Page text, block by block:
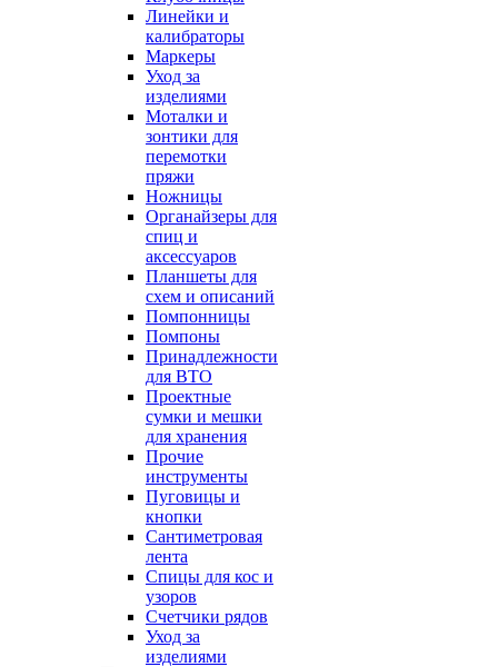
Линейки и
калибраторы
Маркеры
Уход за
изделиями
Моталки и
зонтики для
перемотки
пряжи
Ножницы
Органайзеры для
спиц и
аксессуаров
Планшеты для
схем и описаний
Помпонницы
Помпоны
Принадлежности
для ВТО
Проектные
сумки и мешки
для хранения
Прочие
инструменты
Пуговицы и
кнопки
Сантиметровая
лента
Спицы для кос и
узоров
Счетчики рядов
Уход за
изделиями